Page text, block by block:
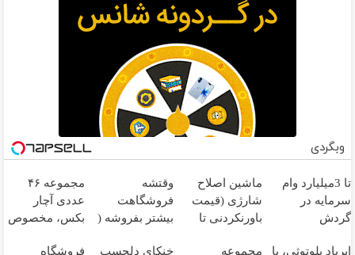
وبگردی
تا 3میلیارد وام
سرمایه در
گردش
ماشین اصلاح
شارژی (قیمت
باورنکردنی تا
وقتشه
فروشگاهت
بیشتر بفروشه (
مجموعه ۴۶
عددی آچار
بکس، مخصوص
ایرپاد بلوتوثی، با
مجموعه
خنکای دلچسب
فروشگاه